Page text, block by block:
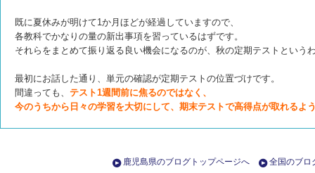
既に夏休みが明けて1か月ほどが経過していますので、
各教科でかなりの量の新出事項を習っているはずです。
それらをまとめて振り返る良い機会になるのが、秋の定期テストという
最初にお話した通り、単元の確認が定期テストの位置づけです。
間違っても、 テスト1週間前に焦るのではなく、
今のうちから日々の学習を大切にして、期末テストで高得点が取れるよ
鹿児島県のブログトップページへ 全国のブロ